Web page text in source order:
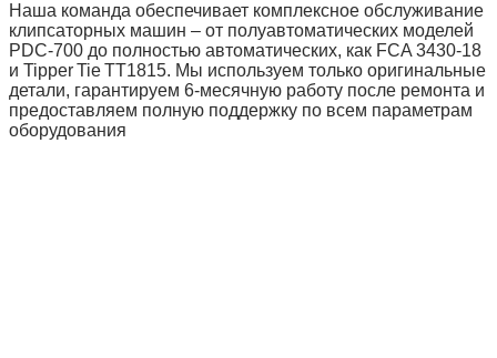
Наша команда обеспечивает комплексное обслуживание
клипсаторных машин – от полуавтоматических моделей
PDC‑700 до полностью автоматических, как FCA 3430‑18
и Tipper Tie TT1815. Мы используем только оригинальные
детали, гарантируем 6‑месячную работу после ремонта и
предоставляем полную поддержку по всем параметрам
оборудования